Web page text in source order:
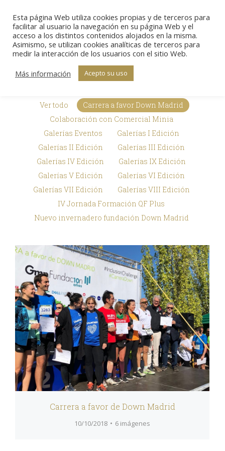
Galerías de
imágenes
Estás aquí:
Inicio
Premios Txema Elorza
Ver todo
Carrera a favor Down Madrid
Colaboración con Comercial Minia
Galerías Eventos
Galerías I Edición
Galerías II Edición
Galerías III Edición
Galerías IV Edición
Galerías IX Edición
Galerías V Edición
Galerías VI Edición
Galerías VII Edición
Galerías VIII Edición
IV Jornada Formación QF Plus
Nuevo invernadero fundación Down Madrid
Carrera a favor de Down Madrid
10/10/2018 6 imágenes
Esta página Web utiliza cookies propias y de terceros para
facilitar al usuario la navegación en su página Web y el
acceso a los distintos contenidos alojados en la misma.
Asimismo, se utilizan cookies analíticas de terceros para
medir la interacción de los usuarios con el sitio Web.
Más información
Acepto su uso